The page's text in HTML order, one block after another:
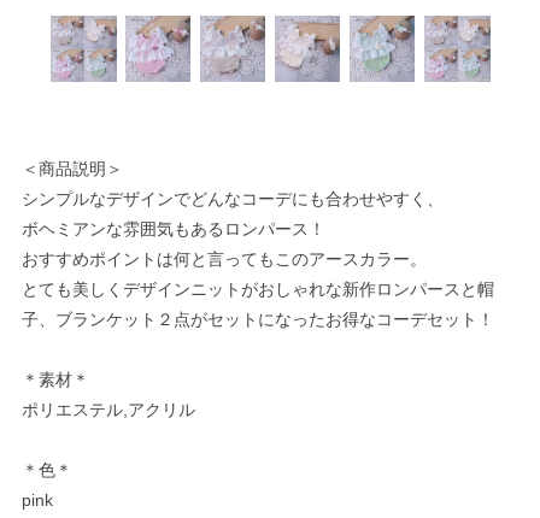
＜商品説明＞
シンプルなデザインでどんなコーデにも合わせやすく、
ボヘミアンな雰囲気もあるロンパース！
おすすめポイントは何と言ってもこのアースカラー。
とても美しくデザインニットがおしゃれな新作ロンパースと帽
子、ブランケット２点がセットになったお得なコーデセット！
＊素材＊
ポリエステル,アクリル
＊色＊
pink